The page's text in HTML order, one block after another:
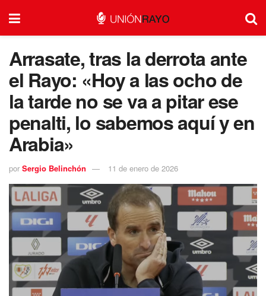
Arrasate, tras la derrota ante
el Rayo: «Hoy a las ocho de
la tarde no se va a pitar ese
penalti, lo sabemos aquí y en
Arabia»
por Sergio Belinchón 11 de enero de 2026